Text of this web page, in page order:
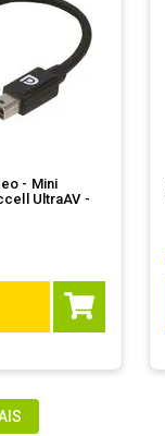
- Mini
UltraAV -